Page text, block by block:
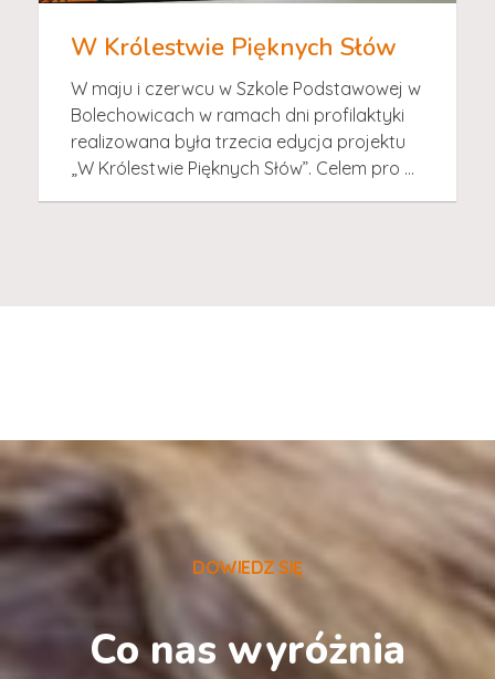
W Królestwie Pięknych Słów
W maju i czerwcu w Szkole Podstawowej w
Bolechowicach w ramach dni profilaktyki
realizowana była trzecia edycja projektu
„W Królestwie Pięknych Słów”. Celem pro ...
DOWIEDZ SIĘ
Co nas wyróżnia